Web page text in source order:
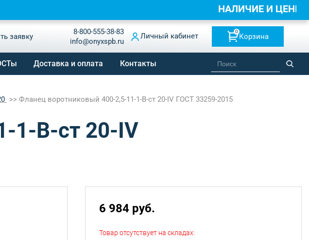
заявку
8-800-555-38-83
info@onyxspb.ru
Личный кабинет
0
Корзина
Доставка и оплата Контакты
Фланец воротниковый 400-2,5-11-1-B-ст 20-IV ГОСТ 33259-2015
1-B-ст 20-IV
6 984 руб.
Товар отсутствует на складах:
НАЛИЧИЕ И